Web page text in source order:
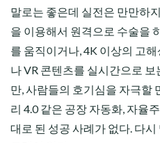
말로는 좋은데 실전은 만만하
을 이용해서 원격으로 수술을
를 움직이거나, 4K 이상의 고
나 VR 콘텐츠를 실시간으로
만, 사람들의 호기심을 자극할
리 4.0 같은 공장 자동화, 자율
대로 된 성공 사례가 없다. 다시